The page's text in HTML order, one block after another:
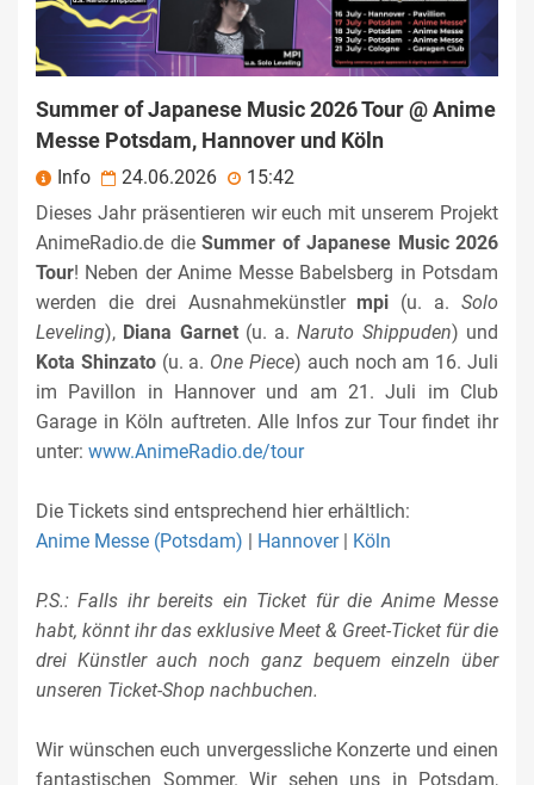
Summer of Japanese Music 2026 Tour @ Anime
Messe Potsdam, Hannover und Köln
Info 24.06.2026
15:42
Dieses Jahr präsentieren wir euch mit unserem Projekt
AnimeRadio.de die Summer of Japanese Music 2026
Tour! Neben der Anime Messe Babelsberg in Potsdam
werden die drei Ausnahmekünstler mpi (u. a.Solo
Leveling), Diana Garnet(u. a.Naruto Shippuden) und
Kota Shinzato(u. a. One Piece) auch noch am 16. Juli
im Pavillon in Hannover und am 21. Juli im Club
Garage in Köln auftreten. Alle Infos zur Tour findet ihr
unter: www.AnimeRadio.de/tour
Die Tickets sind entsprechend hier erhältlich:
Anime Messe (Potsdam) | Hannover| Köln
P.S.: Falls ihr bereits ein Ticket für die Anime Messe
habt, könnt ihr das exklusive Meet & Greet-Ticket für die
drei Künstler auch noch ganz bequem einzeln über
unseren Ticket-Shop nachbuchen.
Wir wünschen euch unvergessliche Konzerte und einen
fantastischen Sommer. Wir sehen uns in Potsdam,